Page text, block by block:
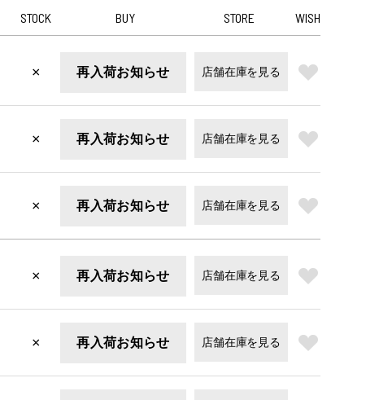
STOCK BUY STORE WISH
× 再入荷お知らせ 店舗在庫を見る
× 再入荷お知らせ 店舗在庫を見る
× 再入荷お知らせ 店舗在庫を見る
× 再入荷お知らせ 店舗在庫を見る
× 再入荷お知らせ 店舗在庫を見る